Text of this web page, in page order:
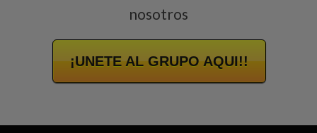
nosotros
¡UNETE AL GRUPO AQUI!!